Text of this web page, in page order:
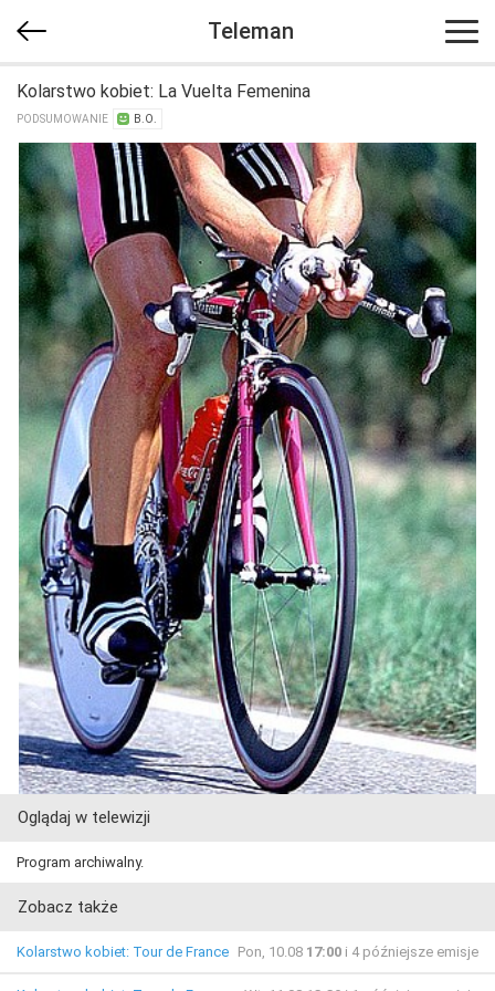
Teleman
Kolarstwo kobiet: La Vuelta Femenina
PODSUMOWANIE B.O.
Oglądaj w telewizji
Program archiwalny.
Zobacz także
Kolarstwo kobiet: Tour de France Pon, 10.08 17:00 i 4 późniejsze emisje